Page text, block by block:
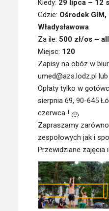
Kiedy: 29 lipca – 12
Gdzie: Ośrodek GIM,
Władysławowa
Za ile: 500 zł/os –
Miejsc: 120
Zapisy na obóz w
umed@azs.lodz.pl
Opłaty tylko w
sierpnia 69, 90-645
czerwca !
Zapraszamy
zespołowych jak i
Przewidziane zajęcia